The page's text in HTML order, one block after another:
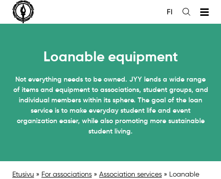
Siirry
sisältöön
Open
FI
Etusivu » For associations» Association services» Loanable
Loanable equipment
Not everything needs to be owned. JYY lends a wide range
of items and equipment to associations, student groups, and
individual members within its sphere. The goal of the loan
service is to make everyday student life and event
organization easier, while also promoting more sustainable
student living.